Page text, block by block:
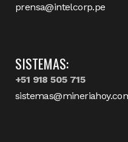
prensa@intelcorp.pe
SISTEMAS:
+51 918 505 715